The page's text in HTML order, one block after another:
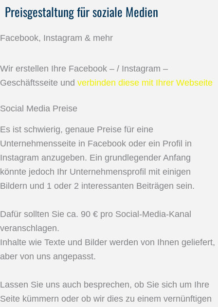
Preisgestaltung für soziale Medien
Facebook, Instagram & mehr
Wir erstellen Ihre Facebook – / Instagram –
Geschäftsseite und verbinden diese mit Ihrer Webseite
Social Media Preise
Es ist schwierig, genaue Preise für eine
Unternehmensseite in Facebook oder ein Profil in
Instagram anzugeben. Ein grundlegender Anfang
könnte jedoch Ihr Unternehmensprofil mit einigen
Bildern und 1 oder 2 interessanten Beiträgen sein.
Dafür sollten Sie ca. 90 € pro Social-Media-Kanal
veranschlagen.
Inhalte wie Texte und Bilder werden von Ihnen geliefert,
aber von uns angepasst.
Lassen Sie uns auch besprechen, ob Sie sich um Ihre
Seite kümmern oder ob wir dies zu einem vernünftigen